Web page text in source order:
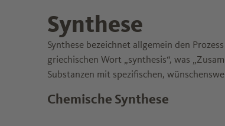
Synthese
Synthese bezeichnet allgemein den
griechischen Wort „synthesis“, was
Substanzen mit spezifischen,
Chemische Synthese